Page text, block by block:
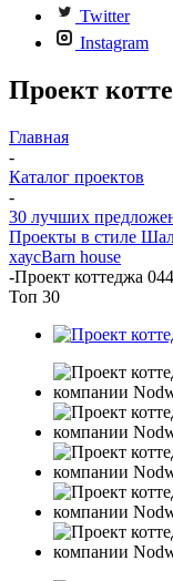
Twitter
Instagram
Проект
Главная
-
Каталог проектов
-
30 лучших
Проекты в стиле
хаусBarn house
-Проект коттеджа 044
Топ 30